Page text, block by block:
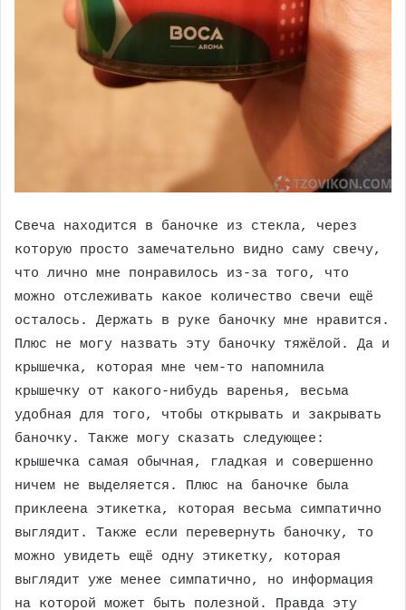
Свеча находится в баночке из стекла, через
которую просто замечательно видно саму свечу,
что лично мне понравилось из-за того, что
можно отслеживать какое количество свечи ещё
осталось. Держать в руке баночку мне нравится.
Плюс не могу назвать эту баночку тяжёлой. Да и
крышечка, которая мне чем-то напомнила
крышечку от какого-нибудь варенья, весьма
удобная для того, чтобы открывать и закрывать
баночку. Также могу сказать следующее:
крышечка самая обычная, гладкая и совершенно
ничем не выделяется. Плюс на баночке была
приклеена этикетка, которая весьма симпатично
выглядит. Также если перевернуть баночку, то
можно увидеть ещё одну этикетку, которая
выглядит уже менее симпатично, но информация
на которой может быть полезной. Правда эту